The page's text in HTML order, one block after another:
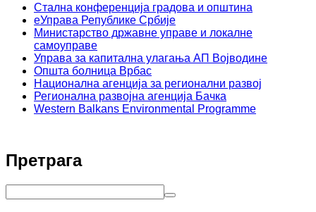
Стална конференција градова и општина
еУправа Републике Србије
Министарство државне управе и локалне
самоуправе
Управа за капитална улагања АП Војводине
Општа болница Врбас
Национална агенција за регионални развој
Регионална развојна агенција Бачка
Western Balkans Environmental Programme
Претрага